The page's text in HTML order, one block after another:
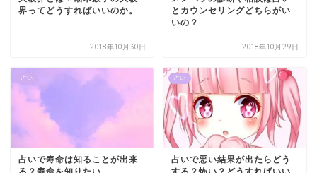
界ってどうすればいいのか。
2018年10月30日
とカウンセリングどちらがい
いの？
2018年10月29日
占い
占いで寿命は知ることが出来
占い
占いで悪い結果が出たらどう